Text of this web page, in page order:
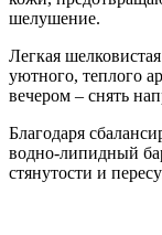
шелушение.
Легкая
уютного, теплого
вечером – снять
Благодаря
водно-липидный
стянутости и